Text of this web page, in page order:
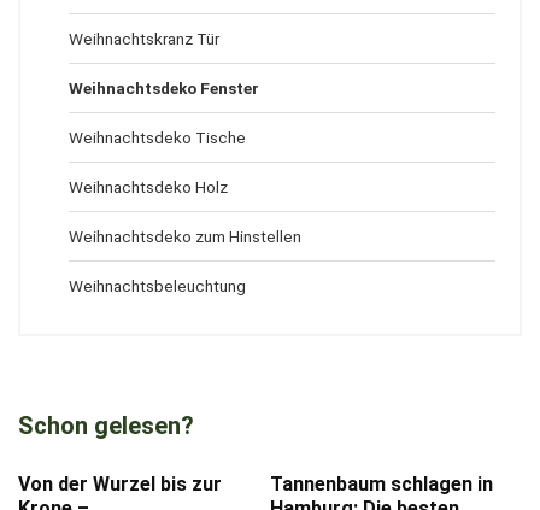
Weihnachtskranz Tür
Weihnachtsdeko Fenster
Weihnachtsdeko Tische
Weihnachtsdeko Holz
Weihnachtsdeko zum Hinstellen
Weihnachtsbeleuchtung
Schon gelesen?
Von der Wurzel bis zur
Tannenbaum schlagen in